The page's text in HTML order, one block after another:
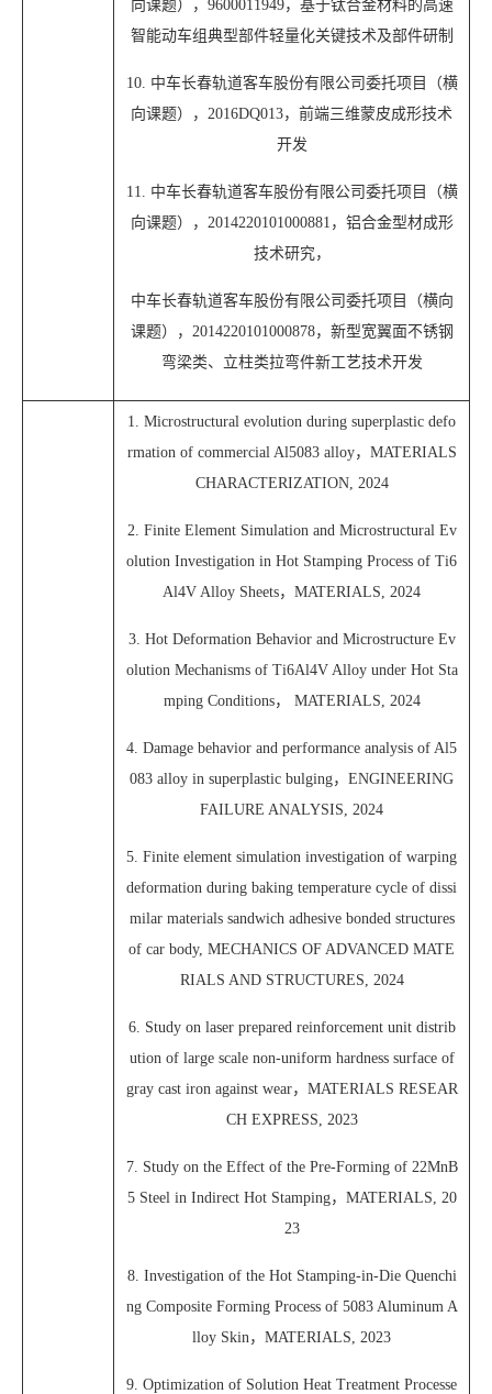
向课题），9600011949，基于钛合金材料的高速
智能动车组典型部件轻量化关键技术及部件研制
10. 中车长春轨道客车股份有限公司委托项目（横
向课题），2016DQ013，前端三维蒙皮成形技术
开发
11. 中车长春轨道客车股份有限公司委托项目（横
向课题），2014220101000881，铝合金型材成形
技术研究，
中车长春轨道客车股份有限公司委托项目（横向
课题），2014220101000878，新型宽翼面不锈钢
弯梁类、立柱类拉弯件新工艺技术开发
1. Microstructural evolution during superplastic defo
rmation of commercial Al5083 alloy，MATERIALS
CHARACTERIZATION, 2024
2. Finite Element Simulation and Microstructural Ev
olution Investigation in Hot Stamping Process of Ti6
Al4V Alloy Sheets，MATERIALS, 2024
3. Hot Deformation Behavior and Microstructure Ev
olution Mechanisms of Ti6Al4V Alloy under Hot Sta
mping Conditions， MATERIALS, 2024
4. Damage behavior and performance analysis of Al5
083 alloy in superplastic bulging，ENGINEERING
FAILURE ANALYSIS, 2024
5. Finite element simulation investigation of warping
deformation during baking temperature cycle of dissi
milar materials sandwich adhesive bonded structures
of car body, MECHANICS OF ADVANCED MATE
RIALS AND STRUCTURES, 2024
6. Study on laser prepared reinforcement unit distrib
ution of large scale non-uniform hardness surface of
gray cast iron against wear，MATERIALS RESEAR
CH EXPRESS, 2023
7. Study on the Effect of the Pre-Forming of 22MnB
5 Steel in Indirect Hot Stamping，MATERIALS, 20
23
8. Investigation of the Hot Stamping-in-Die Quenchi
ng Composite Forming Process of 5083 Aluminum A
lloy Skin，MATERIALS, 2023
9. Optimization of Solution Heat Treatment Processe